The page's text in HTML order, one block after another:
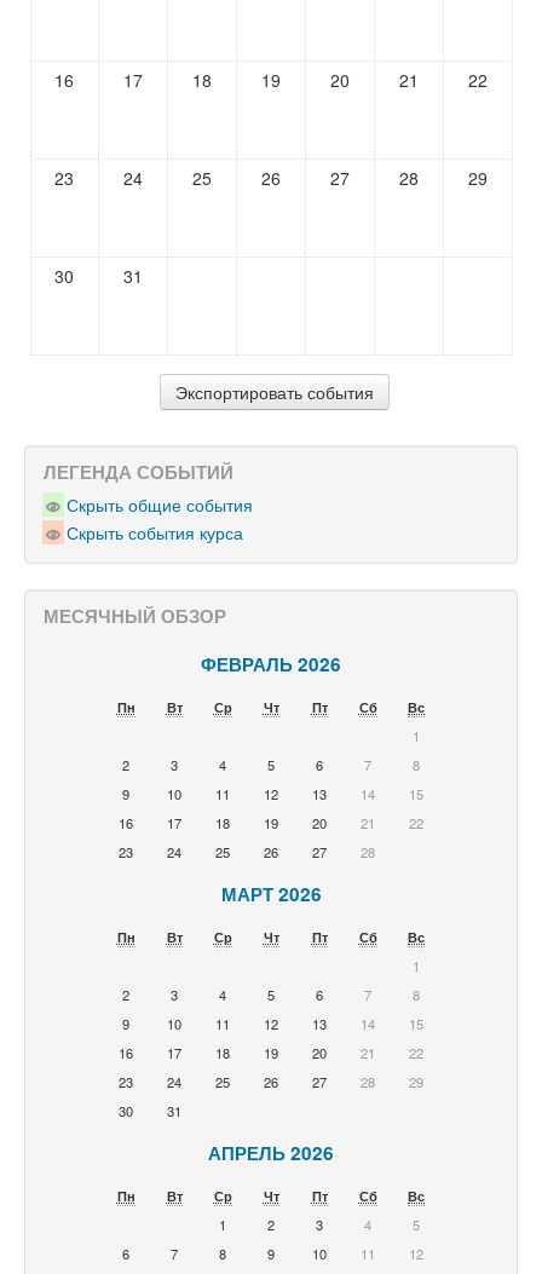
16 17 18 19 20 21 22
23 24 25 26 27 28 29
30 31
ЛЕГЕНДА СОБЫТИЙ
Скрыть общие события
Скрыть события курса
МЕСЯЧНЫЙ ОБЗОР
ФЕВРАЛЬ 2026
Пн Вт Ср Чт Пт Сб
Вс
1
2
3 4 5 6 7
8
9
10 11 12 13 14
15
16
17 18 19 20 21
22
23
24 25 26 27 28
МАРТ 2026
Пн Вт Ср Чт Пт Сб
Вс
1
2
3 4 5 6 7
8
9
10 11 12 13 14
15
16
17 18 19 20 21
22
23
24 25 26 27 28
29
30
31
АПРЕЛЬ 2026
Пн Вт Ср Чт Пт Сб
Вс
1
2 3 4
5
6
7 8 9 10 11
12